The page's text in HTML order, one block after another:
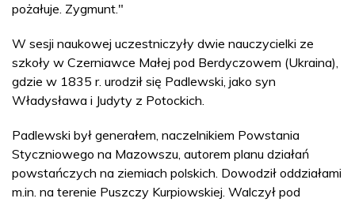
pożałuje. Zygmunt."
W sesji naukowej uczestniczyły dwie nauczycielki ze
szkoły w Czerniawce Małej pod Berdyczowem (Ukraina),
gdzie w 1835 r. urodził się Padlewski, jako syn
Władysława i Judyty z Potockich.
Padlewski był generałem, naczelnikiem Powstania
Styczniowego na Mazowszu, autorem planu działań
powstańczych na ziemiach polskich. Dowodził oddziałami
m.in. na terenie Puszczy Kurpiowskiej. Walczył pod